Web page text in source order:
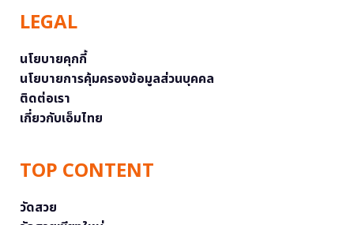
LEGAL
นโยบายคุกกี้
นโยบายการคุ้มครองข้อมูลส่วนบุคคล
ติดต่อเรา
เกี่ยวกับเอ็มไทย
TOP CONTENT
วัดสวย